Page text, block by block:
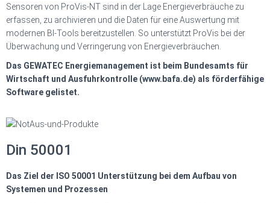
Sensoren von ProVis-NT sind in der Lage Energieverbräuche zu
erfassen, zu archivieren und die Daten für eine Auswertung mit
modernen BI-Tools bereitzustellen. So unterstützt ProVis bei der
Überwachung und Verringerung von Energieverbräuchen.
Das GEWATEC Energiemanagement ist beim Bundesamts für
Wirtschaft und Ausfuhrkontrolle (www.bafa.de) als förderfähige
Software gelistet.
Din 50001
Das Ziel der ISO 50001 Unterstützung bei dem Aufbau von
Systemen und Prozessen